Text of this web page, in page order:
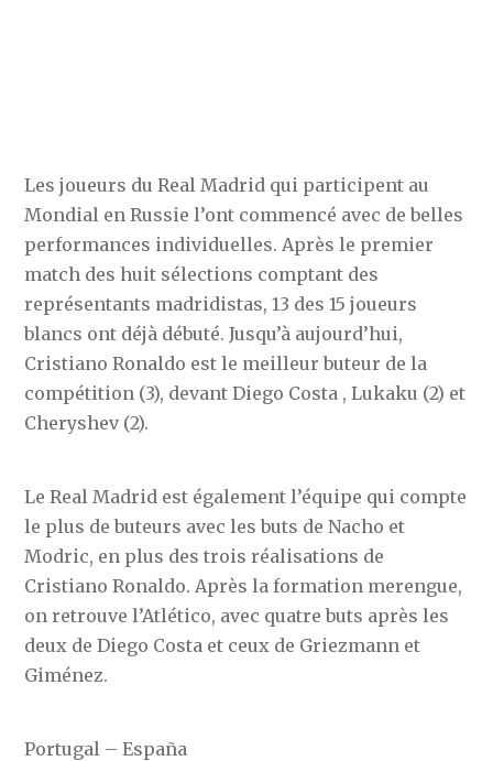
Les joueurs du Real Madrid qui participent au
Mondial en Russie l’ont commencé avec de belles
performances individuelles. Après le premier
match des huit sélections comptant des
représentants madridistas, 13 des 15 joueurs
blancs ont déjà débuté. Jusqu’à aujourd’hui,
Cristiano Ronaldo est le meilleur buteur de la
compétition (3), devant Diego Costa , Lukaku (2) et
Cheryshev (2).
Le Real Madrid est également l’équipe qui compte
le plus de buteurs avec les buts de Nacho et
Modric, en plus des trois réalisations de
Cristiano Ronaldo. Après la formation merengue,
on retrouve l’Atlético, avec quatre buts après les
deux de Diego Costa et ceux de Griezmann et
Giménez.
Portugal – España